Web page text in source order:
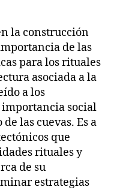
la construcción
de las
para los rituales
asociada a la
a los
importancia social
las cuevas. Es a
que
rituales y
de su
estrategias